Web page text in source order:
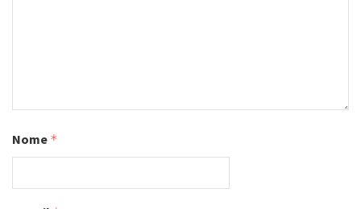
Nome *